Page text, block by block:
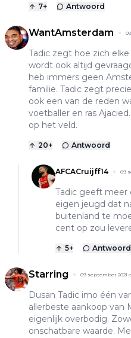
7+ Antwoord
WantAmsterdam
Tadic zegt hoe zich
wordt ook altijd
heb immers geen
familie. Tadic zegt
ook een van de reden
voetballer en ras
op het veld.
20+ Antwoord
AFCACruijff14 09
Tadic geeft meer
eigen jeugd dat
buitenland te
cent op zou
5+ Antwoord
Starring 09 september 2021
Dusan Tadic imo één
allerbeste aankoop van
eigenlijk overbodig.
onschatbare waarde.